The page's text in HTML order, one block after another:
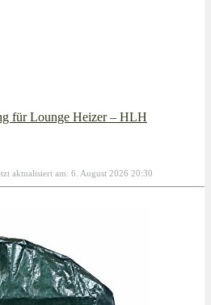
für Lounge Heizer – HLH
aktualisiert am: 6. August 2026 20:30